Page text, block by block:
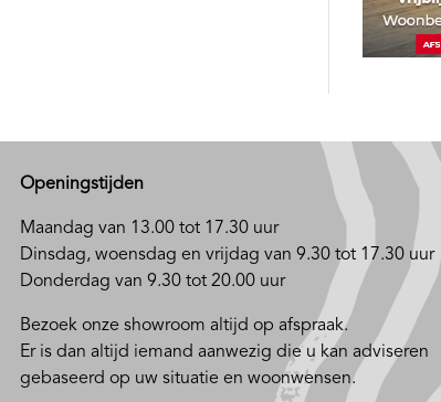
Openingstijden
Maandag van 13.00 tot 17.30 uur
Dinsdag, woensdag en vrijdag van 9.30 tot 17.30 uur
Donderdag van 9.30 tot 20.00 uur
Bezoek onze showroom altijd op afspraak.
Er is dan altijd iemand aanwezig die u kan adviseren
gebaseerd op uw situatie en woonwensen.